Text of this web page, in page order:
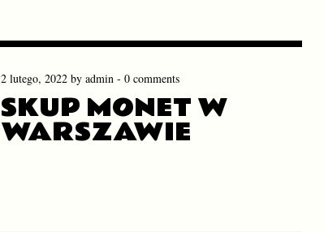
2 lutego, 2022 by admin - 0 comments
SKUP MONET W
WARSZAWIE